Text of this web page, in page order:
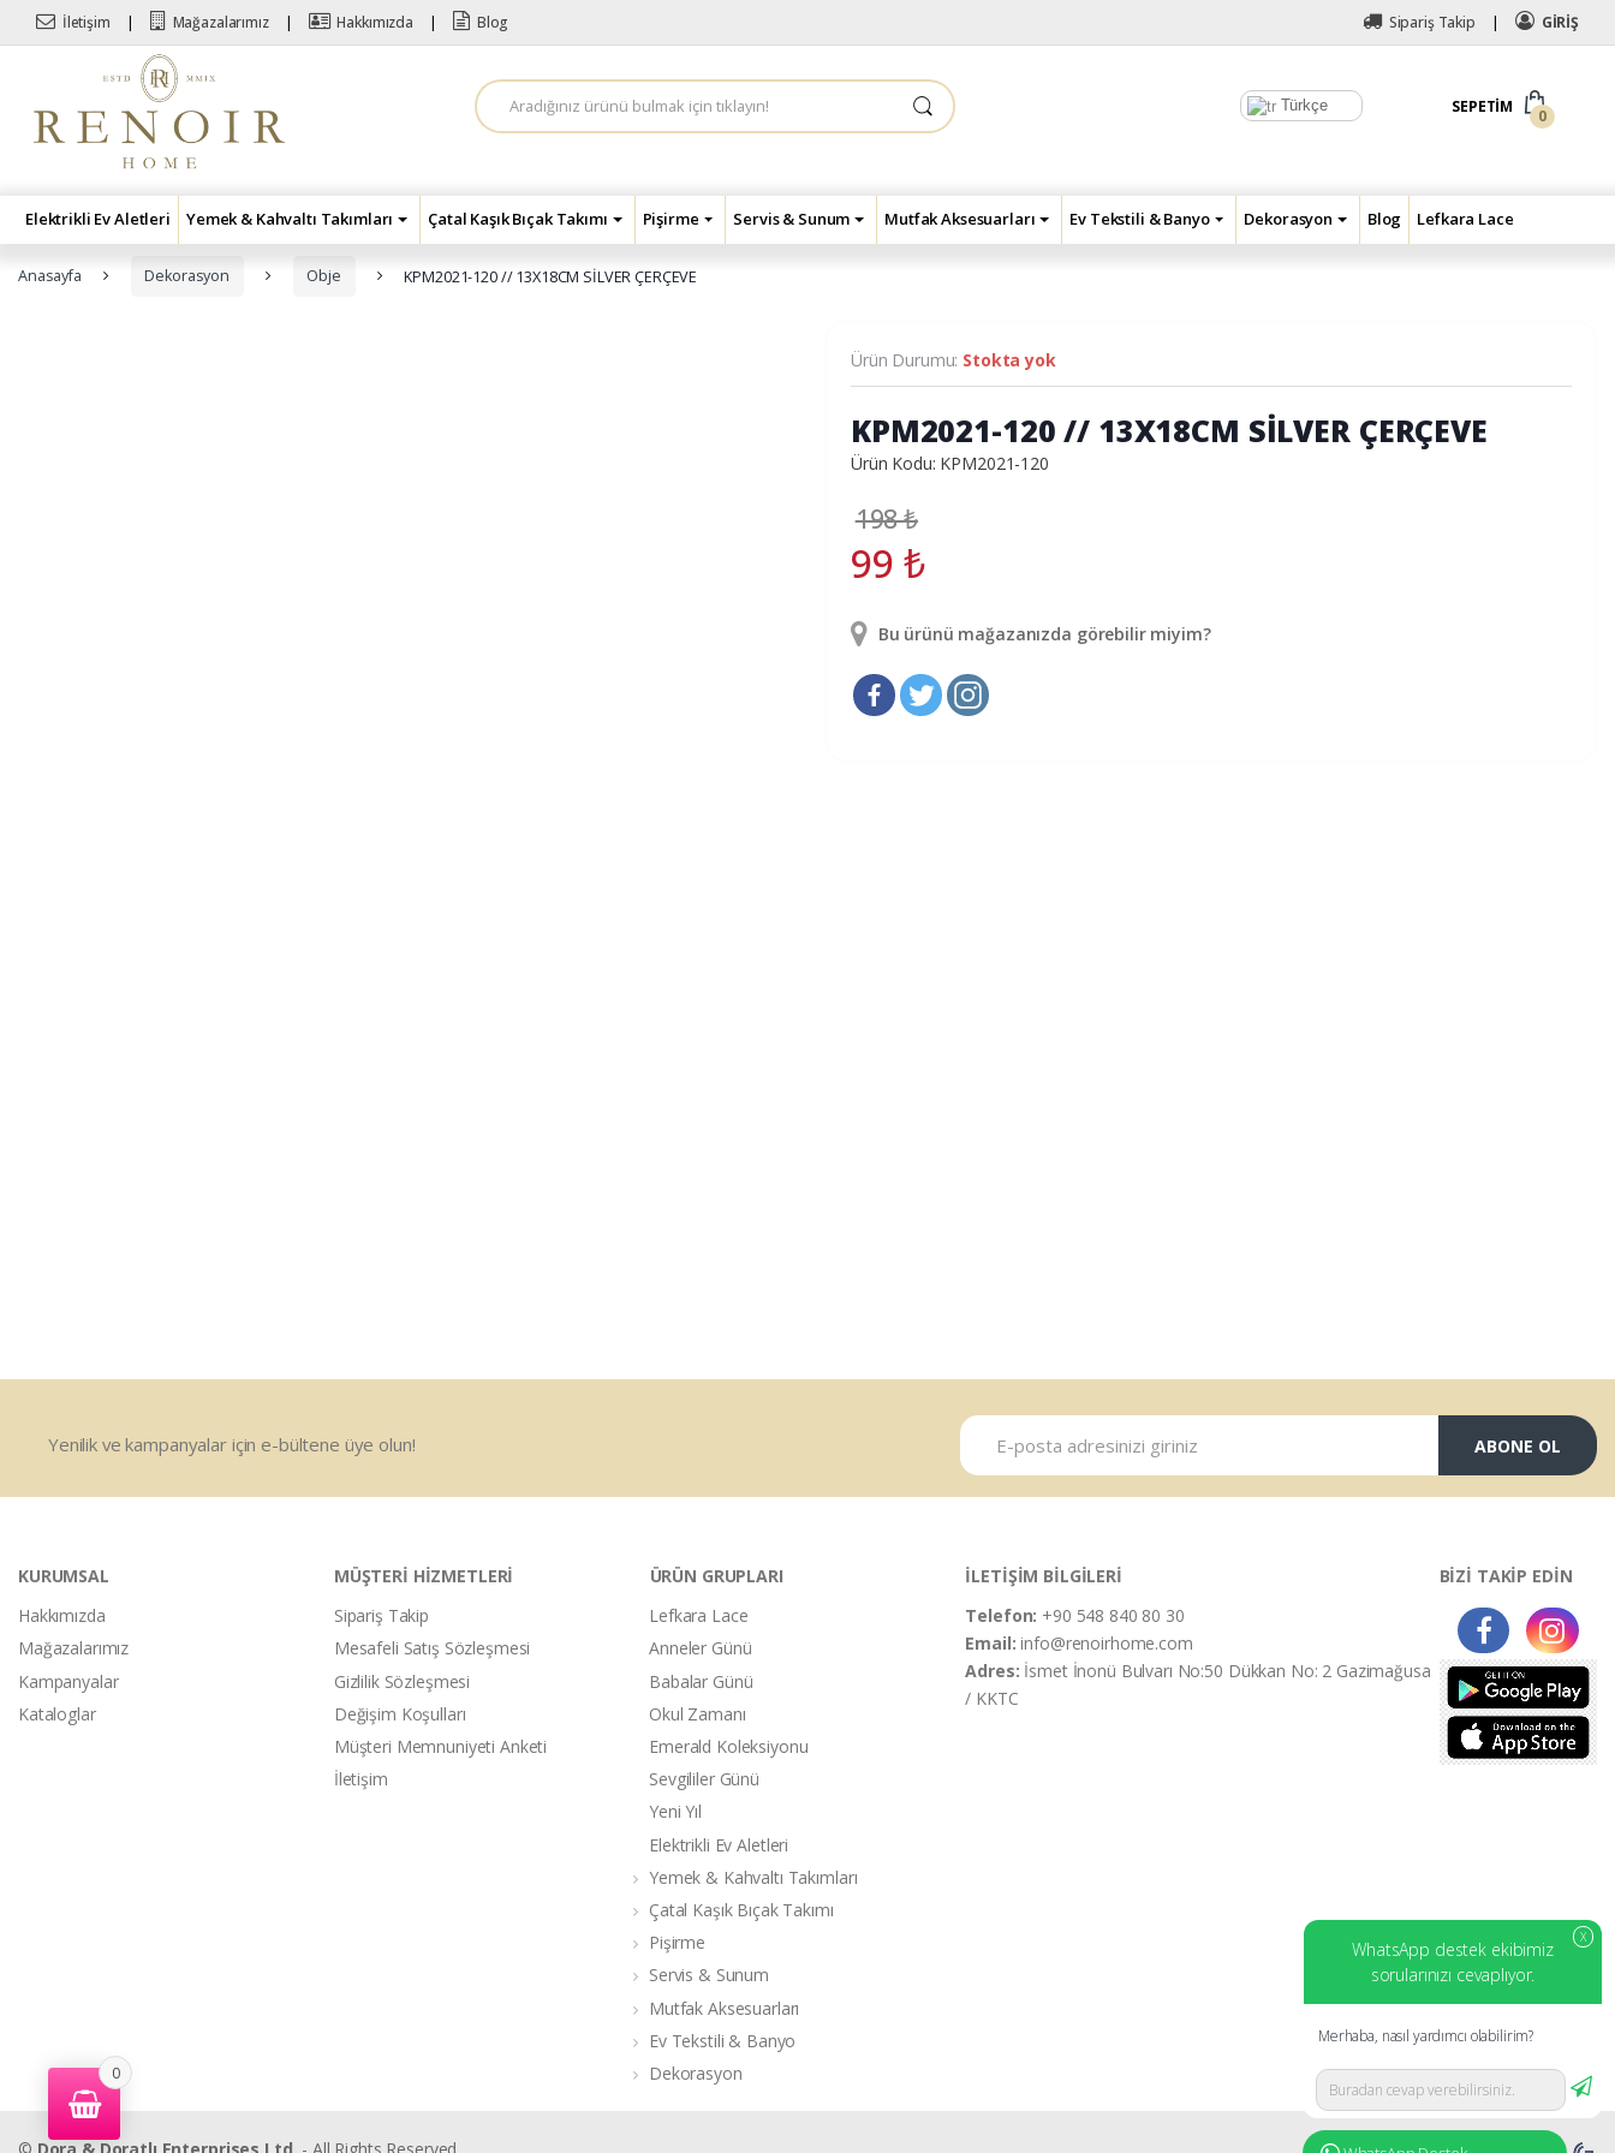
Skip to navigation
Skip to content
İletişim Mağazalarımız Hakkımızda Blog Sipariş Takip GİRİŞ
Türkçe
A
r
a
SEPETIM
0
Elektrikli Ev Aletleri Yemek & Kahvaltı Takımları Çatal Kaşık Bıçak Takımı Pişirme Servis & Sunum Mutfak Aksesuarları Ev Tekstili & Banyo Dekorasyon Blog Lefkara Lace
Anasayfa Dekorasyon Obje KPM2021-120 // 13X18CM SİLVER ÇERÇEVE
Ürün Durumu: Stokta yok
KPM2021-120 // 13X18CM SİLVER ÇERÇEVE
Ürün Kodu: KPM2021-120
198₺
99 ₺
Bu ürünü mağazanızda görebilir miyim?
Yenilik ve kampanyalar için e-bültene üye olun! ABONE OL
KURUMSAL
Hakkımızda
Mağazalarımız
Kampanyalar
Kataloglar
MÜŞTERİ HİZMETLERİ
Sipariş Takip
Mesafeli Satış Sözleşmesi
Gizlilik Sözleşmesi
Değişim Koşulları
Müşteri Memnuniyeti Anketi
İletişim
ÜRÜN GRUPLARI
Lefkara Lace
Anneler Günü
Babalar Günü
Okul Zamanı
Emerald Koleksiyonu
Sevgililer Günü
Yeni Yıl
Elektrikli Ev Aletleri
Yemek & Kahvaltı Takımları
Çatal Kaşık Bıçak Takımı
Pişirme
Servis & Sunum
Mutfak Aksesuarları
Ev Tekstili & Banyo
Dekorasyon
İLETİŞİM BİLGİLERİ
Telefon: +90 548 840 80 30
Email:info@renoirhome.com
Adres: İsmet İnonü Bulvarı No:50 Dükkan No: 2 Gazimağusa
/ KKTC
BİZİ TAKİP EDİN
0
X
WhatsApp destek ekibimiz
sorularınızı cevaplıyor.
Merhaba, nasıl yardımcı olabilirim?